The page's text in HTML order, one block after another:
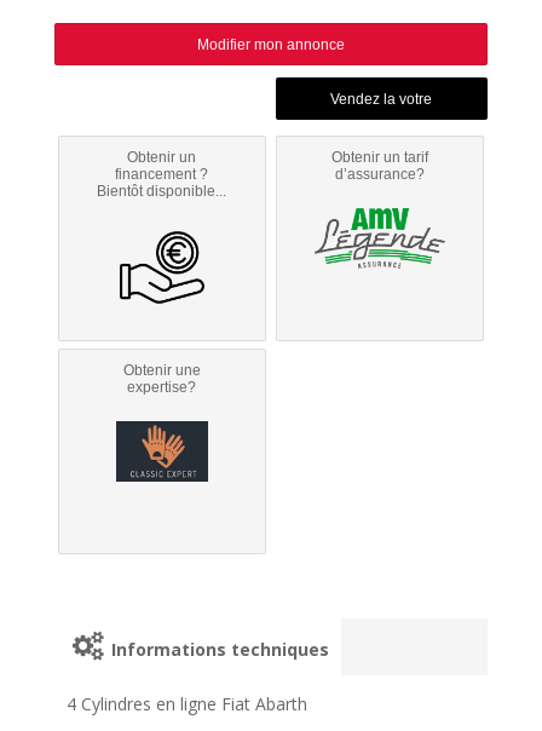
Modifier mon annonce
Obtenir un
financement ?
Bientôt disponible...
Obtenir un tarif
d’assurance?
Obtenir une
expertise?
Informations techniques
4 Cylindres en ligne Fiat Abarth